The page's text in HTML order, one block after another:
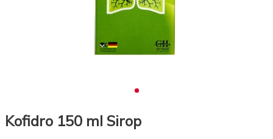
Kofidro 150 ml Sirop